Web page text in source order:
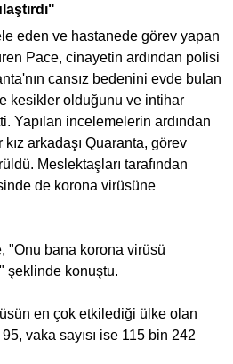
eden ve hastanede görev yapan
Pace, cinayetin ardından polisi
cansız bedenini evde bulan
kesikler olduğunu ve intihar
Yapılan incelemelerin ardından
arkadaşı Quaranta, görev
Meslektaşları tarafından
de korona virüsüne
"Onu bana korona virüsü
şeklinde konuştu.
en çok etkilediği ülke olan
vaka sayısı ise 115 bin 242